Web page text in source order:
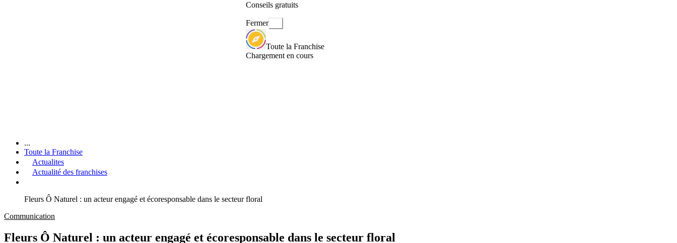
Conseils gratuits
Fermer
Toute la Franchise
Chargement en cours
...
Toute la Franchise
Actualites
Actualité des franchises
Fleurs Ô Naturel : un acteur engagé et écoresponsable dans le secteur floral
Communication
Fleurs Ô Naturel : un acteur engagé et écoresponsable dans le secteur floral